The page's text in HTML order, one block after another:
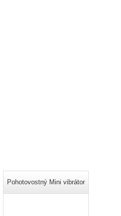
Pohotovostný Mini vibrátor